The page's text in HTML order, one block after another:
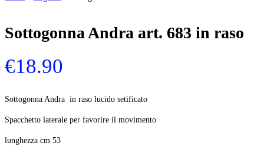
Sottogonna Andra art. 683 in raso
€18.90
Sottogonna Andra in raso lucido setificato
Spacchetto laterale per favorire il movimento
lunghezza cm 53